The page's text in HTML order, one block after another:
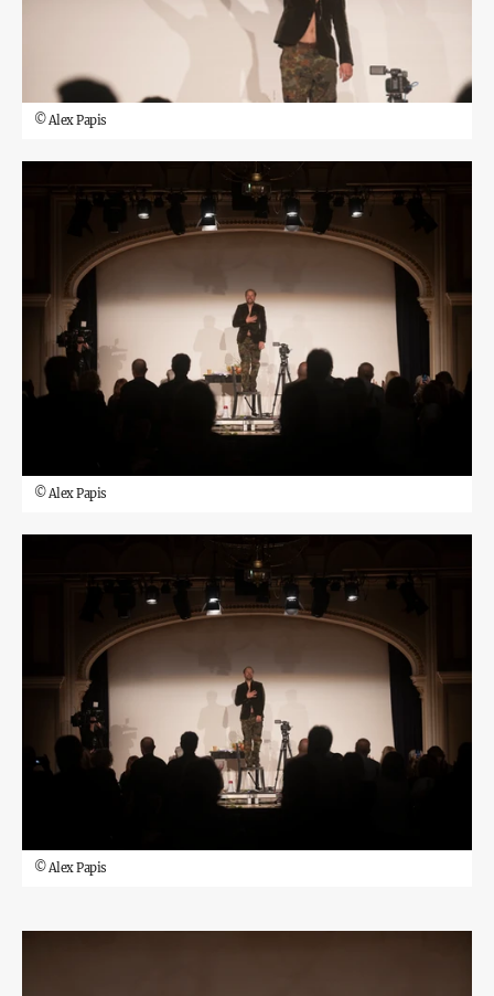
©Alex Papis
©Alex Papis
©Alex Papis